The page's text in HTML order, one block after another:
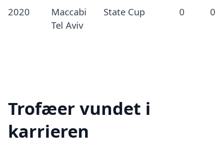
2020
Maccabi
Tel Aviv
State Cup 0 0
Trofæer vundet i
karrieren